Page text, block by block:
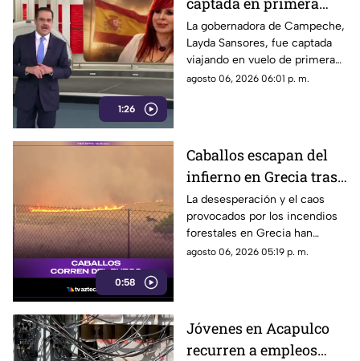
1:26
clase rumbo a España
junto a la directora del
DIF
La gobernadora de Campeche,
Layda Sansores, fue captada
viajando en vuelo de primera
clase con destino a España en
agosto 06, 2026 06:01 p. m.
0:58
Caballos escapan del
infierno en Grecia tras
cuatro días de
incendios
descontrolados
La desesperación y el caos
provocados por los incendios
forestales en Grecia han
dejado imágenes
agosto 06, 2026 05:19 p. m.
Jóvenes en Acapulco
recurren a empleos